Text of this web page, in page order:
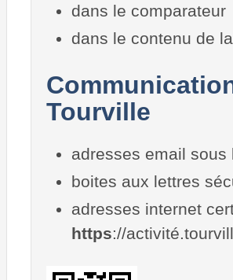
dans le comparateur
dans le contenu de
Tourville
adresses email sous
boites aux lettres
adresses internet
https://